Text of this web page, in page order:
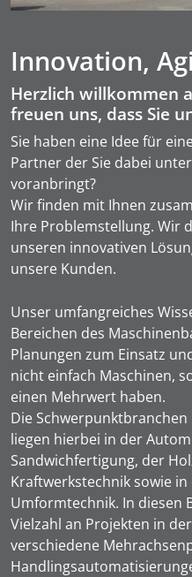
Innovation,
Herzlich willkommen
freuen uns, dass Sie
Sie haben eine Idee für
Partner der Sie dabei
voranbringt?
Wir finden mit Ihnen
Ihre Problemstellung. Wir
unseren innovativen
unsere Kunden.
Unser umfangreiches
Bereichen des
Planungen zum Einsatz
nicht einfach Maschinen,
einen Mehrwert haben.
Die
liegen hierbei in der
Sandwichfertigung, der
Kraftwerkstechnik sowie
Umformtechnik. In diesen
Vielzahl an Projekten in
verschiedene